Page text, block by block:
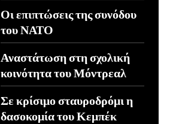
Οι επιπτώσεις της συνόδου
του ΝΑΤΟ
Αναστάτωση στη σχολική
κοινότητα του Μόντρεαλ
Σε κρίσιμο σταυροδρόμι η
δασοκομία του Κεμπέκ